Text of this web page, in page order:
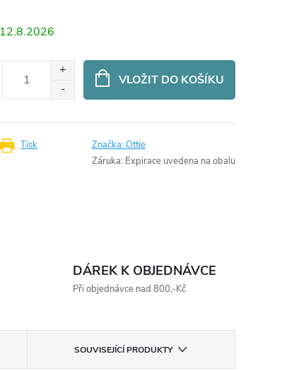
12.8.2026
VLOŽIT DO KOŠÍKU
Tisk Značka:Ottie
Záruka: Expirace uvedena na obalu
DÁREK K OBJEDNÁVCE
Při objednávce nad 800,-Kč
SOUVISEJÍCÍ PRODUKTY